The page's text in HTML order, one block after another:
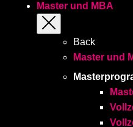
Master und MBA
Back
Master und